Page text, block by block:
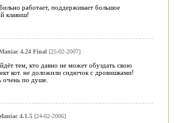
работает, поддерживает большое
клавиш!
4.24 Final [25-02-2007]
тем, кто давно не может обуздать свою
кот. не доложили сидючок с дровишками!
по душе.
4.1.5[24-02-2006]